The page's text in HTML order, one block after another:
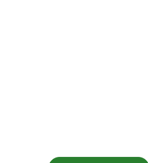
Eine Spraywall ist
Bouldern, können
Training und
Lade die
Erstelle ein Konto